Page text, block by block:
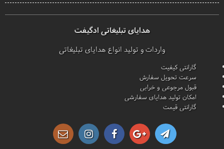
هدایای تبلیغاتی ادگیفت
واردات و تولید انواع هدایای تبلیغاتی
گارانتی کیفیت
سرعت تحویل سفارش
قبول مرجوعی و خرابی
امکان تولید هدایای سفارشی
گارانتی قیمت